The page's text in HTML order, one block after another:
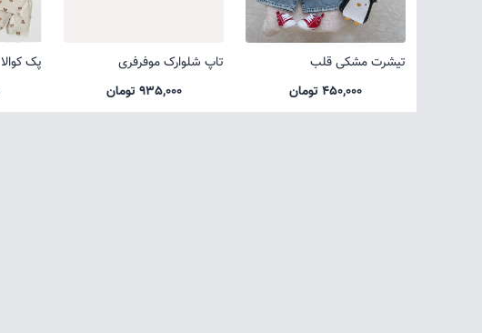
تیشرت مشکی قلب
450,000 تومان
تاپ شلوارک موفرفری
935,000 تومان
پک کوالا